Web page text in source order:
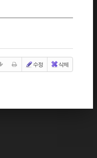
수정 삭제